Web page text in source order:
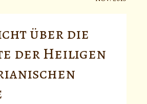
über die
der Heiligen